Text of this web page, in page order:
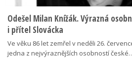
Odešel Milan Knížák. Výrazná
i přítel Slovácka
Ve věku 86 let zemřel v neděli 26.
jedna z nejvýraznějších osobností